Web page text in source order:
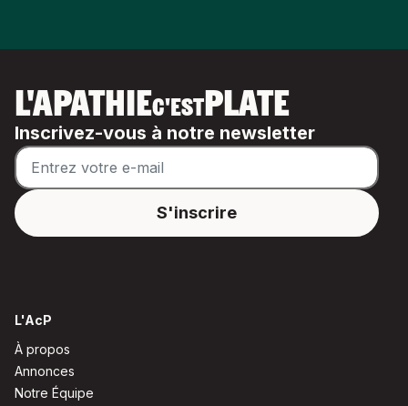
L'APATHIEC'ESTPLATE
Inscrivez-vous à notre newsletter
L'AcP
À propos
Annonces
Notre Équipe